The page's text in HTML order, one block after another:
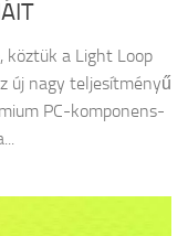
köztük a Light Loop
új nagy teljesítményű
PC-komponens-